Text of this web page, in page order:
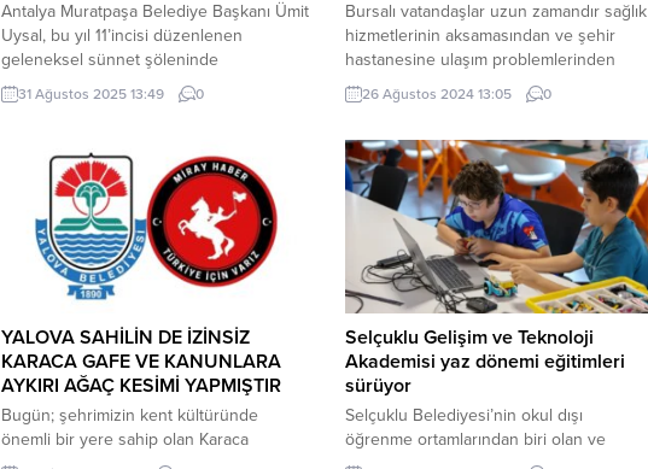
Antalya Muratpaşa Belediye Başkanı Ümit
Uysal, bu yıl 11’incisi düzenlenen
geleneksel sünnet şöleninde
“Muratpaşa’da o kadar geniş tabanlı, o
kadar büyük bir kucaklaşmamız var ki
ANTALYA (İGFA) – Muratpaşa
Belediyesi’nin ihtiyaç sahibi aileler için
geleneksel hale getirdiği sünnet şöleni
bu yıl 11’inci kez Yenigün...
31 Ağustos 2025 13:49 0
Bursalı vatandaşlar uzun zamandır sağlık
hizmetlerinin aksamasından ve şehir
hastanesine ulaşım problemlerinden
yakınıyor. BURSA (İGFA) – Bursalı
vatandaşlar bir süredir sağlık
bunun yanı sıra da Bursa Şehir
Hastanesine ulaşmakta güçlük
çektiklerini kaydediyor. Bursa Şehir
Hastanesinin açılmasıyla birlikte
Bursalılara umut olan hastane, ulaşım
sorunları sebebiyle hastalar için eziyet
haline...
26 Ağustos 2024 13:05 0
YALOVA SAHİLİN DE İZİNSİZ
KARACA GAFE VE KANUNLARA
AYKIRI AĞAÇ KESİMİ YAPMIŞTIR
Bugün; şehrimizin kent kültüründe
önemli bir yere sahip olan Karaca
Kafe’nin bahçesi içerisinde yer alan 3
Selçuklu Gelişim ve Teknoloji
Akademisi yaz dönemi eğitimleri
sürüyor
Selçuklu Belediyesi’nin okul dışı
öğrenme ortamlarından biri olan ve
Selçuklu Sanat, Eğitim, Teknoloji ve